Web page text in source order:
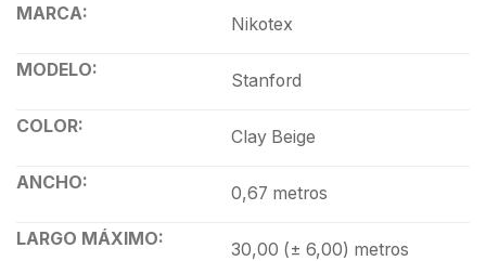
MARCA:
Nikotex
MODELO:
Stanford
COLOR:
Clay Beige
ANCHO:
0,67 metros
LARGO MÁXIMO:
30,00 (± 6,00) metros